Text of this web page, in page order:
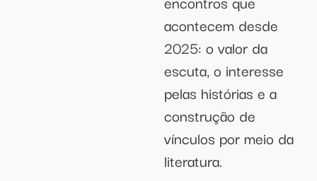
acontecem desde
2025: o valor da
escuta, o interesse
pelas histórias e a
construção de
vínculos por meio da
literatura.